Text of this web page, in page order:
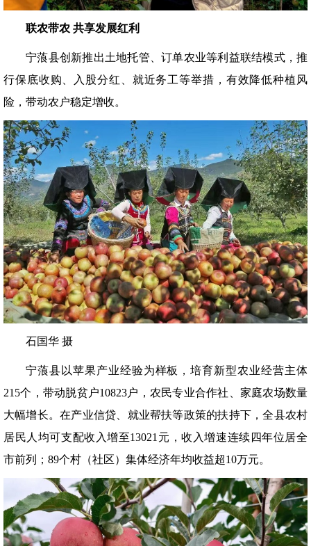
联农带农 共享发展红利
宁蒗县创新推出土地托管、订单农业等利益联结模式，推
行保底收购、入股分红、就近务工等举措，有效降低种植风
险，带动农户稳定增收。
石国华 摄
宁蒗县以苹果产业经验为样板，培育新型农业经营主体
215个，带动脱贫户10823户，农民专业合作社、家庭农场数量
大幅增长。在产业信贷、就业帮扶等政策的扶持下，全县农村
居民人均可支配收入增至13021元，收入增速连续四年位居全
市前列；89个村（社区）集体经济年均收益超10万元。